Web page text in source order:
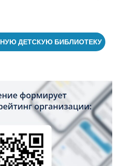
ДЕТСКУЮ БИБЛИОТЕКУ